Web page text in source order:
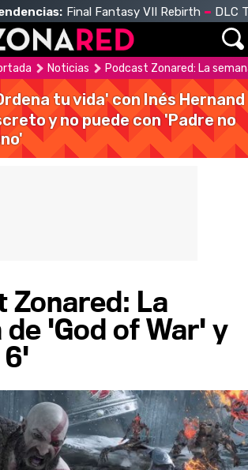
Final Fantasy VII Rebirth DLC
Noticias Podcast Zonared: La
tu vida' con Inés Hernand
y no puede con 'Padre no
Zonared: La
de 'God of War' y
6'